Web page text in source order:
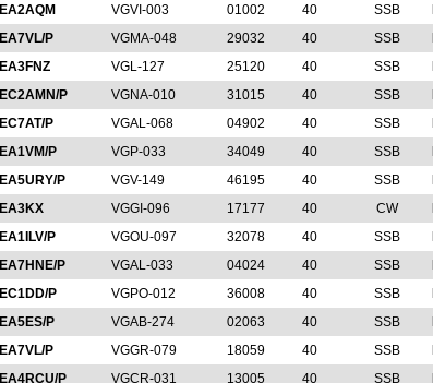
EA2AQM
VGVI-003 01002 40 SSB
EA7VL/P
VGMA-048 29032 40 SSB
EA3FNZ
VGL-127 25120 40 SSB
EC2AMN/P
VGNA-010 31015 40 SSB
EC7AT/P
VGAL-068 04902 40 SSB
EA1VM/P
VGP-033 34049 40 SSB
EA5URY/P
VGV-149 46195 40 SSB
EA3KX
VGGI-096 17177 40 CW
EA1ILV/P
VGOU-097 32078 40 SSB
EA7HNE/P
VGAL-033 04024 40 SSB
EC1DD/P
VGPO-012 36008 40 SSB
EA5ES/P
VGAB-274 02063 40 SSB
EA7VL/P
VGGR-079 18059 40 SSB
EA4RCU/P
VGCR-031 13005 40 SSB